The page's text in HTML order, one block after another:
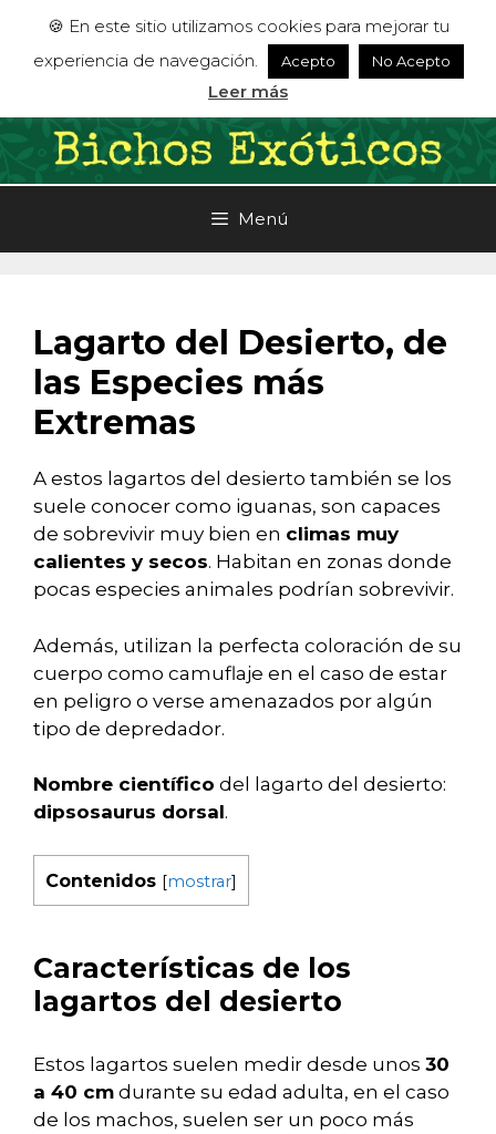
contenido
Menú
Lagarto del Desierto, de
las Especies más
Extremas
A estos lagartos del desierto también se los
suele conocer como iguanas, son capaces
de sobrevivir muy bien en climas muy
calientes y secos. Habitan en zonas donde
pocas especies animales podrían sobrevivir.
Además, utilizan la perfecta coloración de su
cuerpo como camuflaje en el caso de estar
en peligro o verse amenazados por algún
tipo de depredador.
Nombre científico del lagarto del desierto:
dipsosaurus dorsal.
Contenidos [mostrar]
Características de los
lagartos del desierto
Estos lagartos suelen medir desde unos 30
a 40 cm durante su edad adulta, en el caso
de los machos, suelen ser un poco más
🍪 En este sitio utilizamos cookies para mejorar tu
experiencia de navegación.
Acepto No Acepto
Leer más